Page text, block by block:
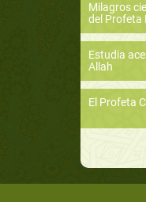
Milagros
del Profeta
Estudia
Allah
El Profeta